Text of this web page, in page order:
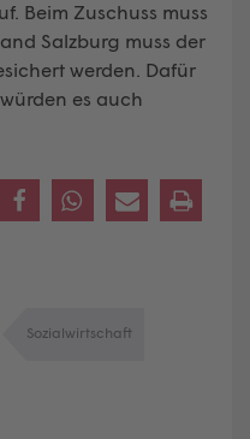
Beim Zuschuss muss
Salzburg muss der
werden. Dafür
es auch
Sozialwirtschaft